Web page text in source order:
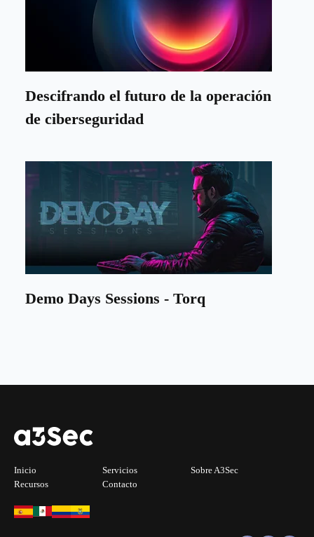
Descifrando el futuro de la operación
de ciberseguridad
Demo Days Sessions - Torq
Inicio Servicios
Sobre A3Sec
Recursos
Contacto